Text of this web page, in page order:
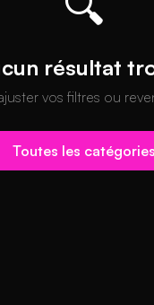
résultat
vos filtres ou
Toutes les catégories